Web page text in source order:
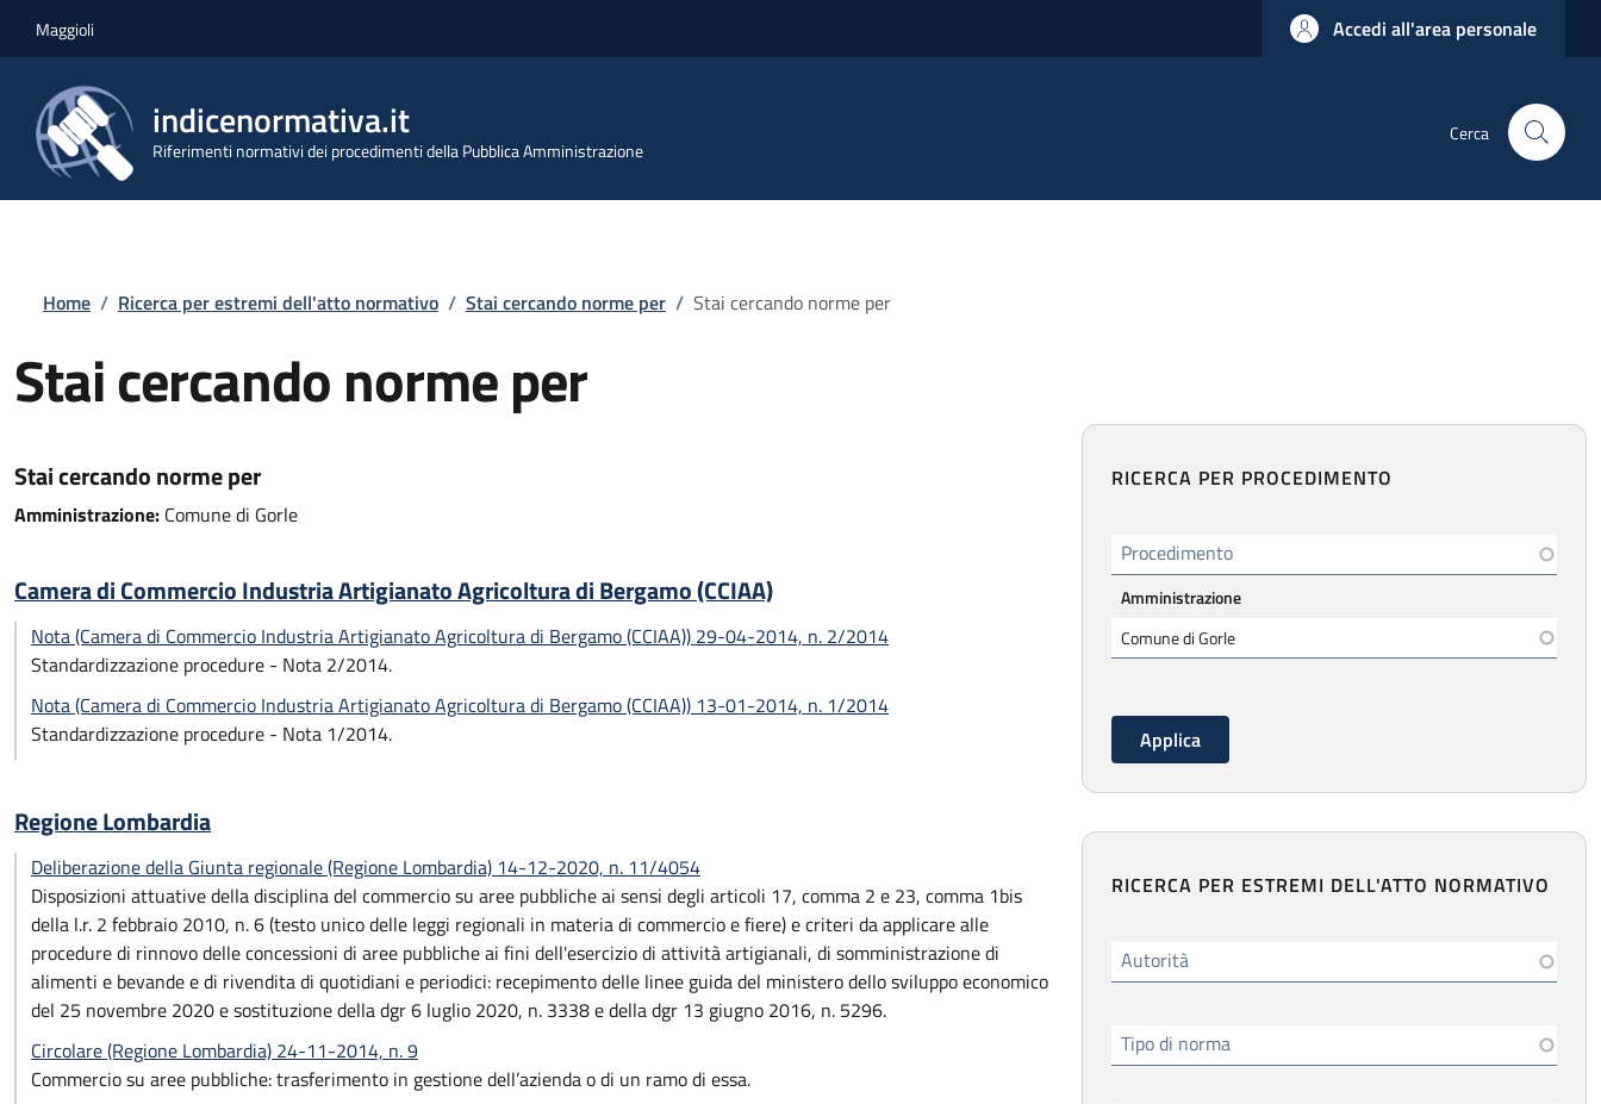
Maggioli Accedi all'area personale
indicenormativa.it
Riferimenti normativi dei procedimenti della Pubblica Amministrazione
Cerca
Briciole di pane
Home / Ricerca per estremi dell'atto normativo / Stai cercando norme per / Stai cercando norme per
Stai cercando norme per
Stai cercando norme per
Amministrazione: Comune di Gorle
Camera di Commercio Industria Artigianato Agricoltura di Bergamo (CCIAA)
Nota (Camera di Commercio Industria Artigianato Agricoltura di Bergamo (CCIAA)) 29-04-2014, n. 2/2014
Standardizzazione procedure - Nota 2/2014.
Nota (Camera di Commercio Industria Artigianato Agricoltura di Bergamo (CCIAA)) 13-01-2014, n. 1/2014
Standardizzazione procedure - Nota 1/2014.
Regione Lombardia
Deliberazione della Giunta regionale (Regione Lombardia) 14-12-2020, n. 11/4054
Disposizioni attuative della disciplina del commercio su aree pubbliche ai sensi degli articoli 17, comma 2 e 23, comma 1bis
della l.r. 2 febbraio 2010, n. 6 (testo unico delle leggi regionali in materia di commercio e fiere) e criteri da applicare alle
procedure di rinnovo delle concessioni di aree pubbliche ai fini dell'esercizio di attività artigianali, di somministrazione di
alimenti e bevande e di rivendita di quotidiani e periodici: recepimento delle linee guida del ministero dello sviluppo economico
del 25 novembre 2020 e sostituzione della dgr 6 luglio 2020, n. 3338 e della dgr 13 giugno 2016, n. 5296.
Circolare (Regione Lombardia) 24-11-2014, n. 9
Commercio su aree pubbliche: trasferimento in gestione dell’azienda o di un ramo di essa.
RICERCA PER PROCEDIMENTO
Procedimento
Amministrazione
RICERCA PER ESTREMI DELL'ATTO NORMATIVO
Autorità
Tipo di norma